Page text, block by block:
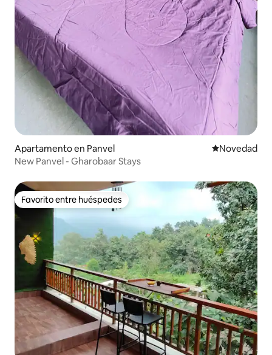
Apartamento en Panvel Lugar para
Novedad
New Panvel - Gharobaar Stays
Favorito entre huéspedes
Favorito entre huéspedes